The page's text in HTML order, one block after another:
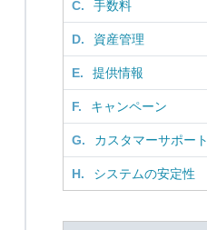
C. 手数料
D. 資産管理
E. 提供情報
F. キャンペーン
G. カスタマーサポート
H. システムの安定性